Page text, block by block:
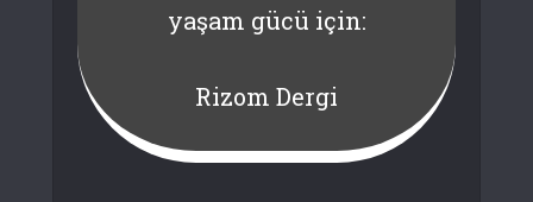
yaşam gücü için:
Rizom Dergi